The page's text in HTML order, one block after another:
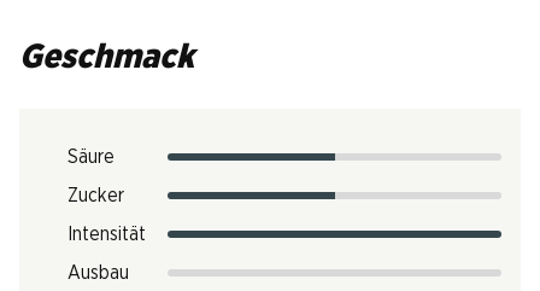
Geschmack
Säure
Zucker
Intensität
Ausbau